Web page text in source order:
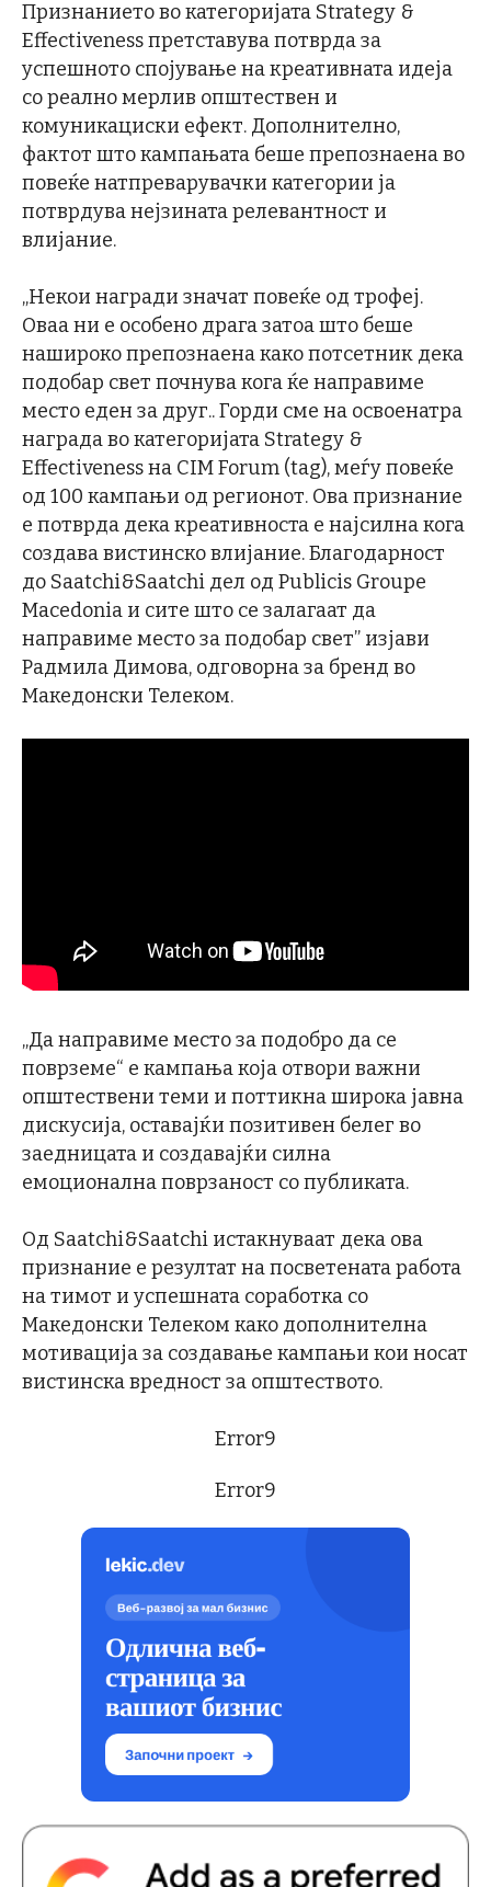
Признанието во категоријата Strategy &
Effectiveness претставува потврда за
успешното спојување на креативната идеја
со реално мерлив општествен и
комуникациски ефект. Дополнително,
фактот што кампањата беше препознаена во
повеќе натпреварувачки категории ја
потврдува нејзината релевантност и
влијание.
„Некои награди значат повеќе од трофеј.
Оваа ни е особено драга затоа што беше
нашироко препознаена како потсетник дека
подобар свет почнува кога ќе направиме
место еден за друг.. Горди сме на освоенатра
награда во категоријата Strategy &
Effectiveness на CIM Forum (tag), меѓу повеќе
од 100 кампањи од регионот. Ова признание
е потврда дека креативноста е најсилна кога
создава вистинско влијание. Благодарност
до Saatchi&Saatchi дел од Publicis Groupe
Macedonia и сите што се залагаат да
направиме место за подобар свет” изјави
Радмила Димова, одговорна за бренд во
Македонски Телеком.
„Да направиме место за подобро да се
поврземе“ е кампања која отвори важни
општествени теми и поттикна широка јавна
дискусија, оставајќи позитивен белег во
заедницата и создавајќи силна
емоционална поврзаност со публиката.
Од Saatchi&Saatchi истакнуваат дека ова
признание е резултат на посветената работа
на тимот и успешната соработка со
Македонски Телеком како дополнителна
мотивација за создавање кампањи кои носат
вистинска вредност за општеството.
Error9
Error9